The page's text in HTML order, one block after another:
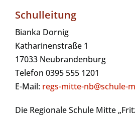
Schulleitung
Bianka Dornig
Katharinenstraße 1
17033 Neubrandenburg
Telefon 0395 555 1201
E-Mail: regs-mitte-nb@schule-
Die Regionale Schule Mitte